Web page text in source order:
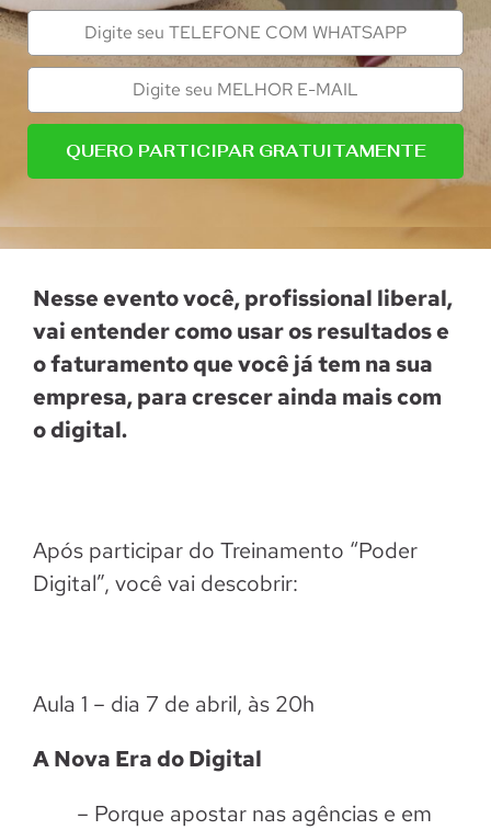
QUERO PARTICIPAR GRATUITAMENTE
Nesse evento você, profissional liberal,
vai entender como usar os resultados e
o faturamento que você já tem na sua
empresa, para crescer ainda mais com
o digital.
Após participar do Treinamento “Poder
Digital”, você vai descobrir:
Aula 1 – dia 7 de abril, às 20h
A Nova Era do Digital
– Porque apostar nas agências e em